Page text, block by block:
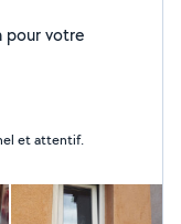
pour votre
professionnel et attentif.